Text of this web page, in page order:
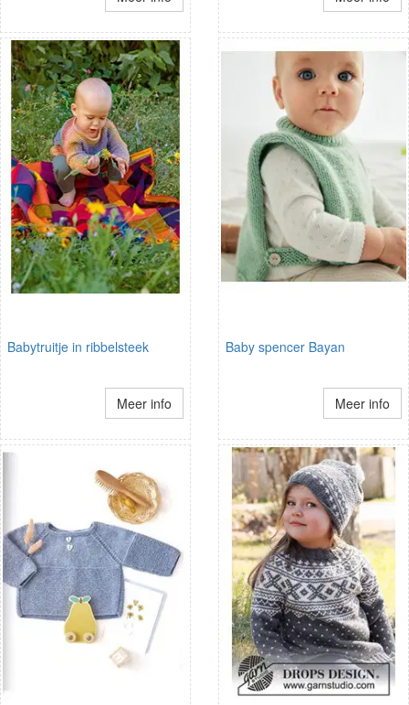
Babytruitje in ribbelsteek
Meer info
Baby spencer Bayan
Meer info